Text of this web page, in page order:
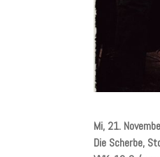
Mi, 21.
Die Scherbe,